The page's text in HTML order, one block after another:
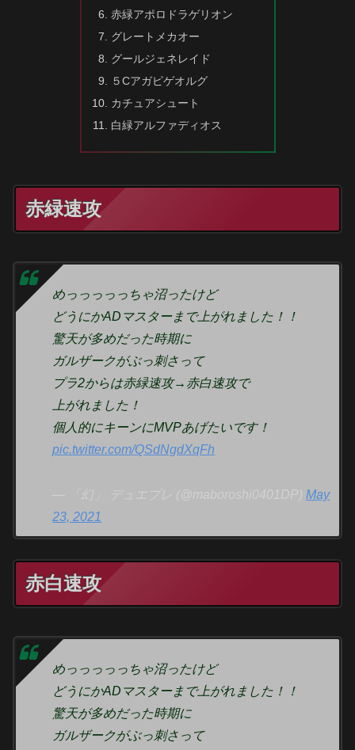
赤緑アポロドラゲリオン
グレートメカオー
グールジェネレイド
５Cアガピゲオルグ
カチュアシュート
白緑アルファディオス
赤緑速攻
めっっっっっちゃ沼ったけど
どうにかADマスターまで上がれました！！
驚天が多めだった時期に
ガルザークがぶっ刺さって
プラ2からは赤緑速攻→赤白速攻で
上がれました！
個人的にキーンにMVPあげたいです！
pic.twitter.com/QSdNgdXqFh
— 「幻」 デュエプレ (@maboroshi0401DP)May
23, 2021
赤白速攻
めっっっっっちゃ沼ったけど
どうにかADマスターまで上がれました！！
驚天が多めだった時期に
ガルザークがぶっ刺さって